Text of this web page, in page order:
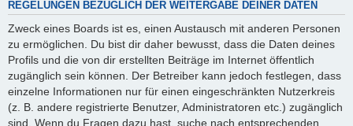
REGELUNGEN BEZÜGLICH DER WEITERGABE DEINER DATEN
Zweck eines Boards ist es, einen Austausch mit anderen Personen
zu ermöglichen. Du bist dir daher bewusst, dass die Daten deines
Profils und die von dir erstellten Beiträge im Internet öffentlich
zugänglich sein können. Der Betreiber kann jedoch festlegen, dass
einzelne Informationen nur für einen eingeschränkten Nutzerkreis
(z. B. andere registrierte Benutzer, Administratoren etc.) zugänglich
sind. Wenn du Fragen dazu hast, suche nach entsprechenden